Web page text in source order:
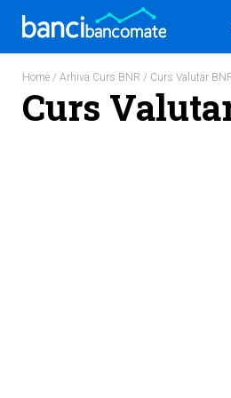
Home / Arhiva Curs BNR / Curs Valutar
Curs